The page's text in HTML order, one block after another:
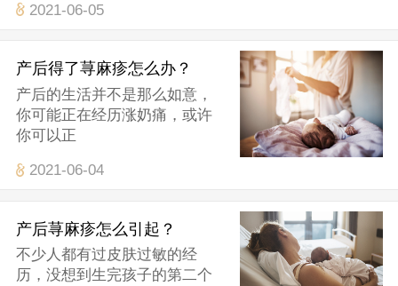
2021-06-05
产后得了荨麻疹怎么办？
产后的生活并不是那么如意，
你可能正在经历涨奶痛，或许
你可以正
2021-06-04
产后荨麻疹怎么引起？
不少人都有过皮肤过敏的经
历，没想到生完孩子的第二个